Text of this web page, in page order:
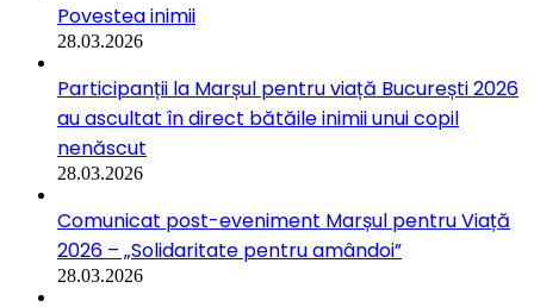
Povestea inimii
28.03.2026
Participanții la Marșul pentru viață București 2026
au ascultat în direct bătăile inimii unui copil
nenăscut
28.03.2026
Comunicat post-eveniment Marșul pentru Viață
2026 – „Solidaritate pentru amândoi”
28.03.2026